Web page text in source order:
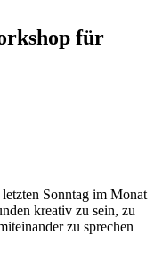
für
Sonntag im Monat
kreativ zu sein, zu
zu sprechen